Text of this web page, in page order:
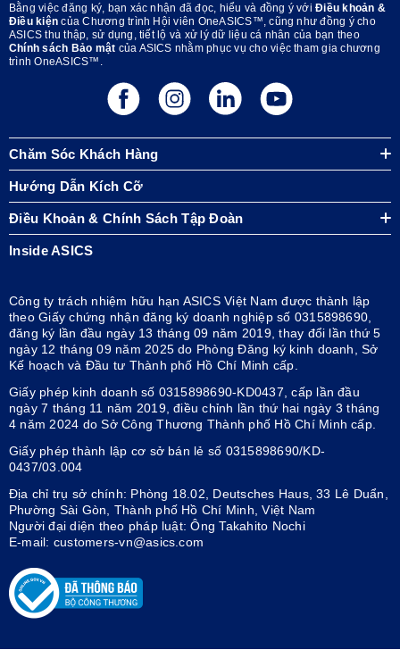
Bằng việc đăng ký, bạn xác nhận đã đọc, hiểu và đồng ý với Điều khoản &
Điều kiện của Chương trình Hội viên OneASICS™, cũng như đồng ý cho
ASICS thu thập, sử dụng, tiết lộ và xử lý dữ liệu cá nhân của bạn theo
Chính sách Bảo mật của ASICS nhằm phục vụ cho việc tham gia chương
trình OneASICS™.
Chăm Sóc Khách Hàng
Hướng Dẫn Kích Cỡ
Điều Khoản & Chính Sách Tập Đoàn
Inside ASICS
Công ty trách nhiệm hữu hạn ASICS Việt Nam được thành lập
theo Giấy chứng nhận đăng ký doanh nghiệp số 0315898690,
đăng ký lần đầu ngày 13 tháng 09 năm 2019, thay đổi lần thứ 5
ngày 12 tháng 09 năm 2025 do Phòng Đăng ký kinh doanh, Sở
Kế hoạch và Đầu tư Thành phố Hồ Chí Minh cấp.
Giấy phép kinh doanh số 0315898690-KD0437, cấp lần đầu
ngày 7 tháng 11 năm 2019, điều chỉnh lần thứ hai ngày 3 tháng
4 năm 2024 do Sở Công Thương Thành phố Hồ Chí Minh cấp.
Giấy phép thành lập cơ sở bán lẻ số 0315898690/KD-
0437/03.004
Địa chỉ trụ sở chính: Phòng 18.02, Deutsches Haus, 33 Lê Duẩn,
Phường Sài Gòn, Thành phố Hồ Chí Minh, Việt Nam
Người đại diện theo pháp luật: Ông Takahito Nochi
E-mail: customers-vn@asics.com